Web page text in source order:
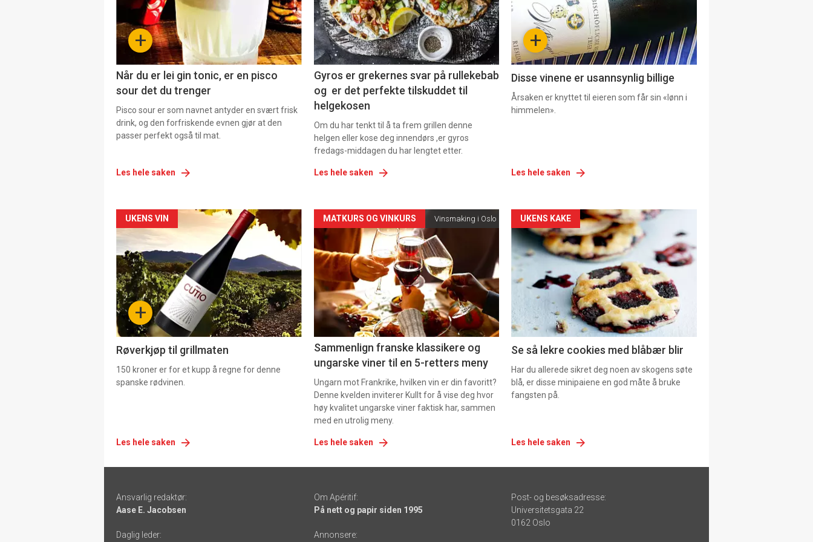
+
Når du er lei gin tonic, er en pisco
sour det du trenger
Pisco sour er som navnet antyder en svært frisk
drink, og den forfriskende evnen gjør at den
passer perfekt også til mat.
Les hele saken
-
2
Gyros er grekernes svar på rullekebab
og er det perfekte tilskuddet til
helgekosen
Om du har tenkt til å ta frem grillen denne
helgen eller kose deg innendørs ,er gyros
fredags-middagen du har lengtet etter.
Les hele saken
3 +
Disse vinene er usannsynlig billige
Årsaken er knyttet til eieren som får sin «lønn i
himmelen».
Les hele saken
Forsiden
akkurat
nå
-
4 +
UKENS VIN
Røverkjøp til grillmaten
150 kroner er for et kupp å regne for denne
spanske rødvinen.
Les hele saken
Forsiden
akkurat
nå
-
5
MATKURS OG VINKURS Vinsmaking i Oslo
Sammenlign franske klassikere og
ungarske viner til en 5-retters meny
Ungarn mot Frankrike, hvilken vin er din favoritt?
Denne kvelden inviterer Kullt for å vise deg hvor
høy kvalitet ungarske viner faktisk har, sammen
med en utrolig meny.
Les hele saken
Forsiden
akkurat
nå
6
UKENS KAKE
Se så lekre cookies med blåbær blir
Har du allerede sikret deg noen av skogens søte
blå, er disse minipaiene en god måte å bruke
fangsten på.
Les hele saken
-
links
Ansvarlig redaktør:
Aase E. Jacobsen
Daglig leder:
Om Apéritif:
På nett og papir siden 1995
Annonsere:
Post- og besøksadresse:
Universitetsgata 22
0162 Oslo